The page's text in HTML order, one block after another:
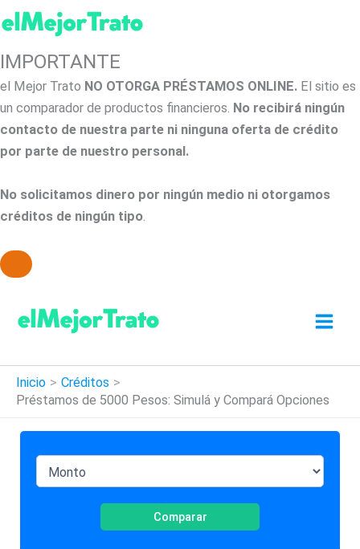
IMPORTANTE
el Mejor Trato NO OTORGA PRÉSTAMOS ONLINE. El sitio es
un comparador de productos financieros. No recibirá ningún
contacto de nuestra parte ni ninguna oferta de crédito
por parte de nuestro personal.
No solicitamos dinero por ningún medio ni otorgamos
créditos de ningún tipo.
contenido
Inicio
Créditos
Préstamos de 5000 Pesos: Simulá y Compará Opciones
Comparar